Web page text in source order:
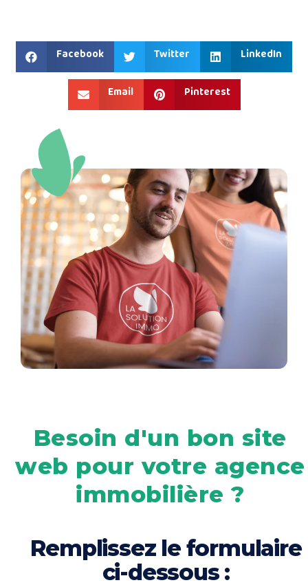
Facebook Twitter
LinkedIn
Email
Pinterest
Besoin d'un bon site
web pour votre agence
immobilière ?
Remplissez le formulaire
ci-dessous :